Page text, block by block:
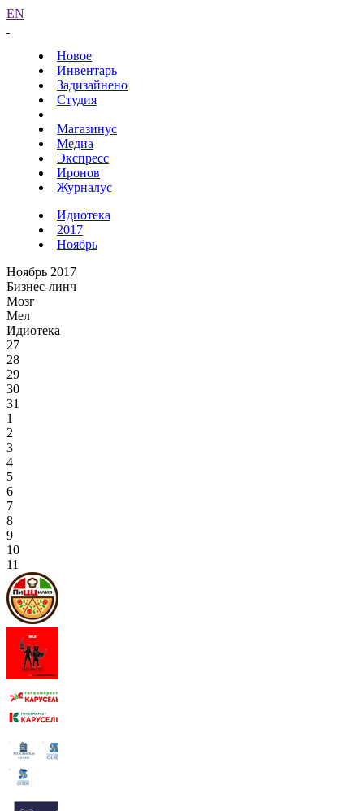
EN
Новое
Инвентарь
Задизайнено
Студия
Магазинус
Медиа
Экспресс
Иронов
Журналус
Идиотека
2017
Ноябрь
Ноябрь 2017
Бизнес-линч
Мозг
Мел
Идиотека
27
28
29
30
31
1
2
3
4
5
6
7
8
9
10
11